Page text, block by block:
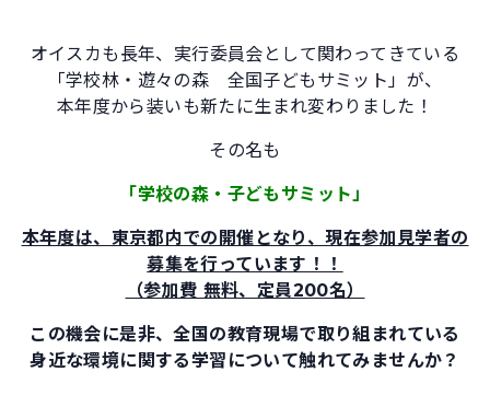
オイスカも長年、実行委員会として関わってきている
「学校林・遊々の森 全国子どもサミット」が、
本年度から装いも新たに生まれ変わりました！
その名も
「学校の森・子どもサミット」
本年度は、東京都内での開催となり、現在参加見学者の
募集を行っています！！
（参加費 無料、定員200名）
この機会に是非、全国の教育現場で取り組まれている
身近な環境に関する学習について触れてみませんか？